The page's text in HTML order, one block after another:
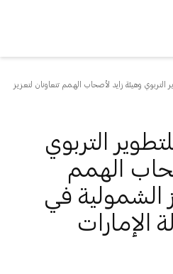
التربوي وهيئة زايد لأصحاب الهمم تتعاونان لتعزيز
التربوي
الهمم
الشمولية في
الإمارات